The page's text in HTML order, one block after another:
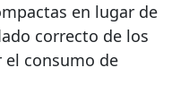
en lugar de
correcto de los
consumo de